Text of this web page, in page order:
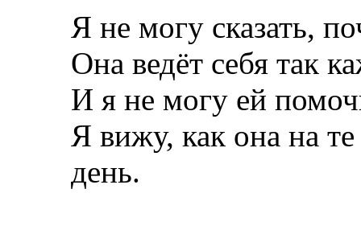
Я не могу сказать,
Она ведёт себя так
И я не могу ей
Я вижу, как она на
день.